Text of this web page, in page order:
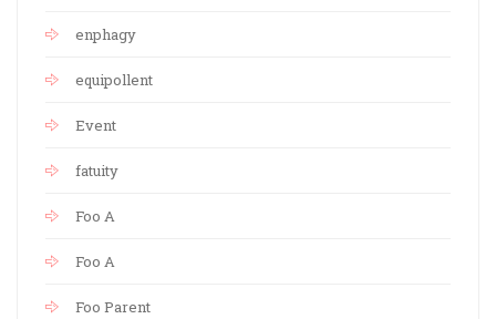
enphagy
equipollent
Event
fatuity
Foo A
Foo A
Foo Parent